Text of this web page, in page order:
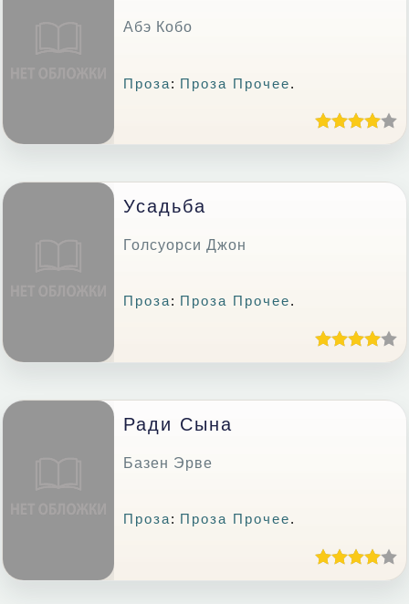
Абэ Кобо
Проза: Проза Прочее.
Усадьба
Голсуорси Джон
Проза: Проза Прочее.
Ради Сына
Базен Эрве
Проза: Проза Прочее.